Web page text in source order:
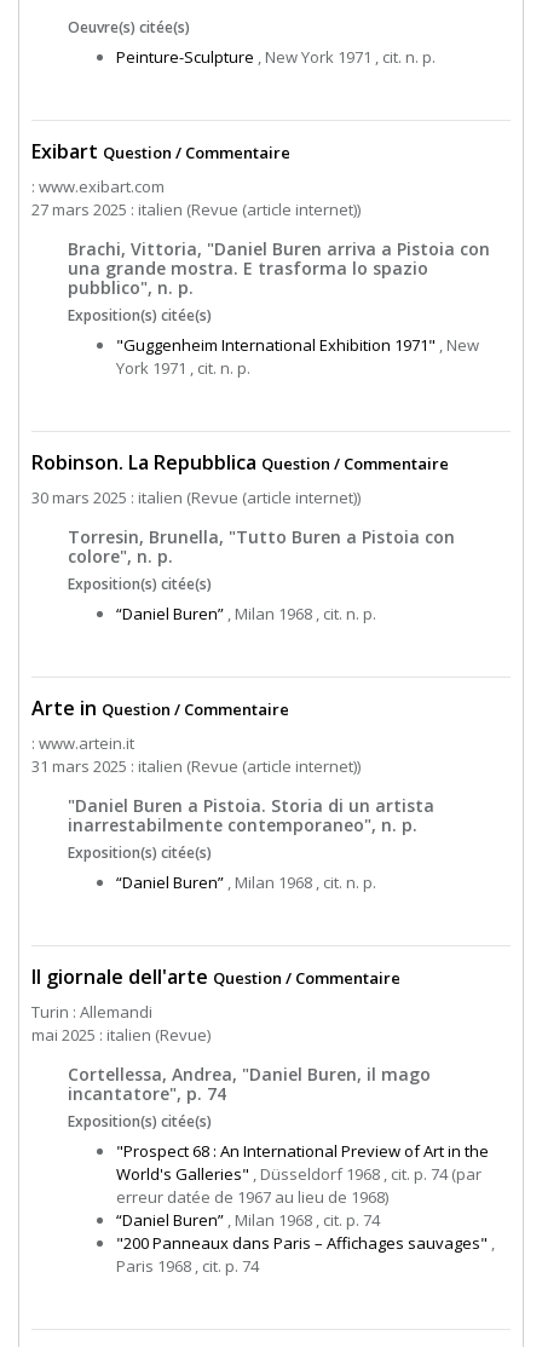
Oeuvre(s) citée(s)
Peinture-Sculpture , New York 1971 , cit. n. p.
Exibart Question / Commentaire
: www.exibart.com
27 mars 2025 : italien (Revue (article internet))
Brachi, Vittoria, "Daniel Buren arriva a Pistoia con
una grande mostra. E trasforma lo spazio
pubblico", n. p.
Exposition(s) citée(s)
"Guggenheim International Exhibition 1971" , New
York 1971 , cit. n. p.
Robinson. La Repubblica Question / Commentaire
30 mars 2025 : italien (Revue (article internet))
Torresin, Brunella, "Tutto Buren a Pistoia con
colore", n. p.
Exposition(s) citée(s)
“Daniel Buren” , Milan 1968 , cit. n. p.
Arte in Question / Commentaire
: www.artein.it
31 mars 2025 : italien (Revue (article internet))
"Daniel Buren a Pistoia. Storia di un artista
inarrestabilmente contemporaneo", n. p.
Exposition(s) citée(s)
“Daniel Buren” , Milan 1968 , cit. n. p.
Il giornale dell'arte Question / Commentaire
Turin : Allemandi
mai 2025 : italien (Revue)
Cortellessa, Andrea, "Daniel Buren, il mago
incantatore", p. 74
Exposition(s) citée(s)
"Prospect 68 : An International Preview of Art in the
World's Galleries" , Düsseldorf 1968 , cit. p. 74 (par
erreur datée de 1967 au lieu de 1968)
“Daniel Buren” , Milan 1968 , cit. p. 74
"200 Panneaux dans Paris – Affichages sauvages" ,
Paris 1968 , cit. p. 74